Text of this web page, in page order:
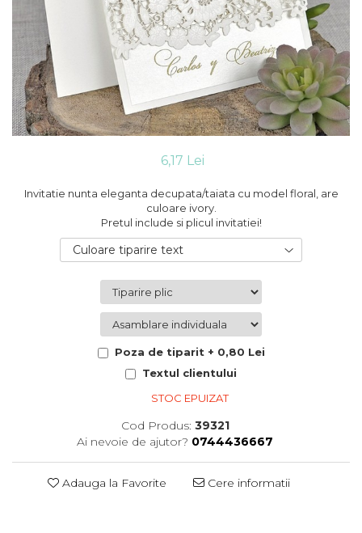
Pungi si cutii prajituri
Sticle si borcane
Cutii flori de hartie
Cutii flori de sapun
Cutii flori mixte
Cutii LUX
Aranjamente tematice
2025 Craciun
1 Martie
Toamna și Halloween
Buchete extravagante
HOME & OFFICE Deco
6,17 Lei
Invitatie nunta eleganta decupata/taiata cu model floral, are
culoare ivory.
Pretul include si plicul invitatiei!
Culoare tiparire text
Poza de tiparit + 0,80 Lei
Textul clientului
STOC EPUIZAT
Cod Produs: 39321
Ai nevoie de ajutor? 0744436667
Adauga la Favorite Cere informatii